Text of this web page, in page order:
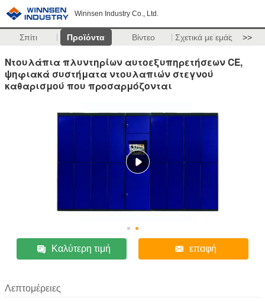
Winnsen Industry Co., Ltd.
Σπίτι Προϊόντα Βίντεο Σχετικά με εμάς >>
Ντουλάπια πλυντηρίων αυτοεξυπηρετήσεων CE,
ψηφιακά συστήματα ντουλαπιών στεγνού
καθαρισμού που προσαρμόζονται
Καλύτερη τιμή επαφή
Λεπτομέρειες